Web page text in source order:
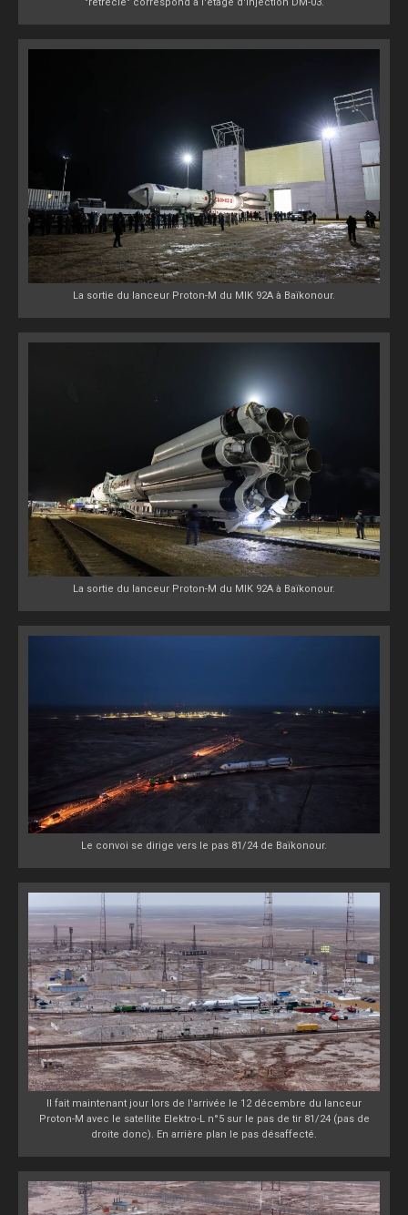
La sortie du lanceur Proton-M du MIK 92A à Baïkonour.
La sortie du lanceur Proton-M du MIK 92A à Baïkonour.
Le convoi se dirige vers le pas 81/24 de Baïkonour.
Il fait maintenant jour lors de l'arrivée le 12 décembre du lanceur
Proton-M avec le satellite Elektro-L n°5 sur le pas de tir 81/24 (pas de
droite donc). En arrière plan le pas désaffecté.